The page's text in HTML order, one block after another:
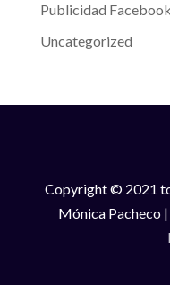
Publicidad Facebook
Uncategorized
Copyright © 2021
Mónica Pacheco